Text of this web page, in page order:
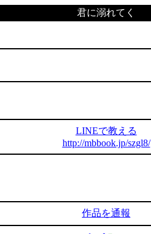
君に溺れてく
LINEで教える
http://mbbook.jp/szgl8/
作品を通報